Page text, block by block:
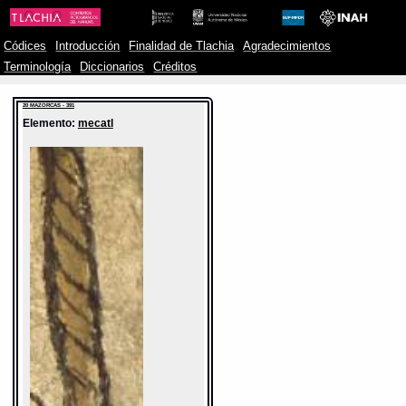
Códices Introducción Finalidad de Tlachia
Agradecimientos
Terminología
Diccionarios Créditos
20 MAZORCAS - 391
Elemento: mecatl